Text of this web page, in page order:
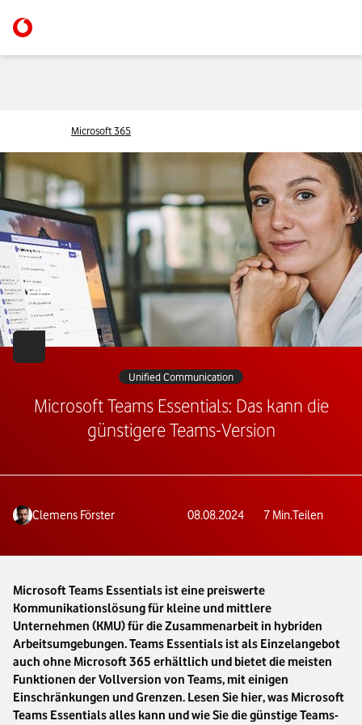
Microsoft 365
Unified Communication
Microsoft Teams Essentials: Das kann die
günstigere Teams-Version
Clemens Förster 08.08.2024 7 Min.Teilen
Microsoft Teams Essentials ist eine preiswerte
Kommunikationslösung für kleine und mittlere
Unternehmen (KMU) für die Zusammenarbeit in hybriden
Arbeitsumgebungen. Teams Essentials ist als Einzelangebot
auch ohne Microsoft 365 erhältlich und bietet die meisten
Funktionen der Vollversion von Teams, mit einigen
Einschränkungen und Grenzen. Lesen Sie hier, was Microsoft
Teams Essentials alles kann und wie Sie die günstige Teams-